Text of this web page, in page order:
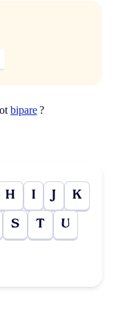
bipare?
H I J K
S T U